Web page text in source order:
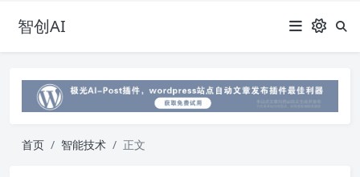
智创AI
首页 智能技术 正文